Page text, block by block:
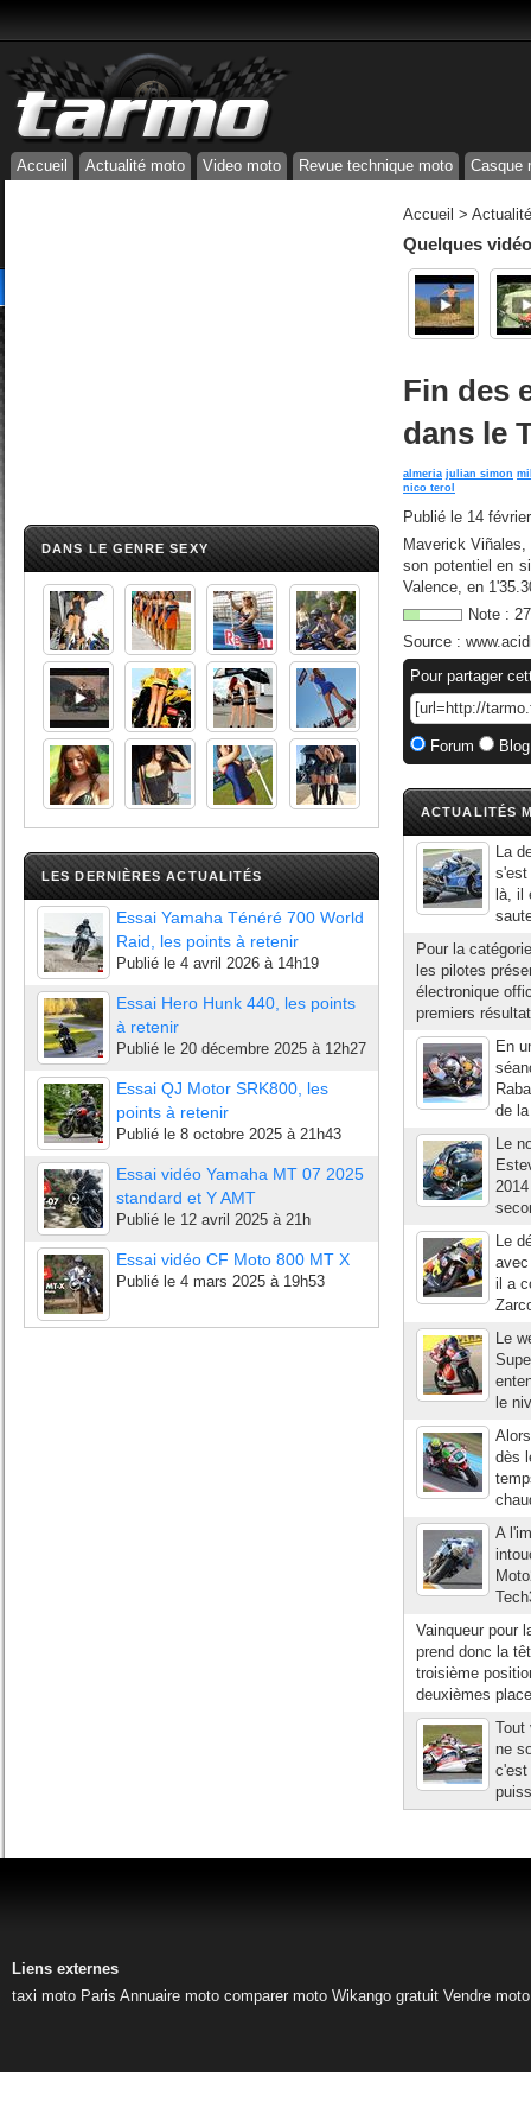
Accueil Actualité moto Video moto Revue technique moto Casque
DANS LE GENRE SEXY
LES DERNIÈRES ACTUALITÉS
Essai Yamaha Ténéré 700 World
Raid, les points à retenir
Publié le 4 avril 2026 à 14h19
Essai Hero Hunk 440, les points
à retenir
Publié le 20 décembre 2025 à 12h27
Essai QJ Motor SRK800, les
points à retenir
Publié le 8 octobre 2025 à 21h43
Essai vidéo Yamaha MT 07 2025
standard et Y AMT
Publié le 12 avril 2025 à 21h
Essai vidéo CF Moto 800 MT X
Publié le 4 mars 2025 à 19h53
Accueil >
Quelques
Fin des
dans le
almeria julian simon
nico terol
Publié le 14
Maverick
son potentiel en
Valence, en
Note : 27
Source :
Pour partager
Forum
ACTUALITÉS
La
s'est
là, il
Pour la
les pilotes
électronique
premiers
En
de
Le
Le
il a
Le
le
dès
A
Vainqueur pour
prend donc la
troisième
deuxièmes
Tout
ne
c'est
Liens externes
taxi moto Paris Annuaire moto comparer moto Wikango gratuit Vendre moto